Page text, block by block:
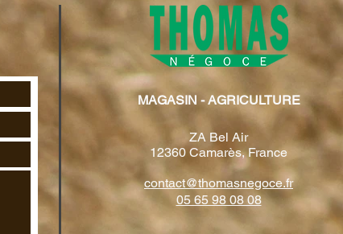
MAGASIN - AGRICULTURE
ZA Bel Air
12360 Camarès, France
contact@thomasnegoce.fr
05 65 98 08 08